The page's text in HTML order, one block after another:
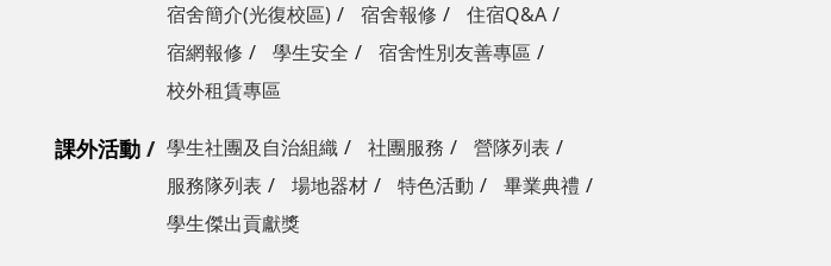
宿舍簡介(光復校區)
宿舍報修
住宿Q&A
宿網報修
學生安全
宿舍性別友善專區
校外租賃專區
課外活動 學生社團及自治組織 社團服務
營隊列表
服務隊列表
場地器材 特色活動
畢業典禮
學生傑出貢獻獎